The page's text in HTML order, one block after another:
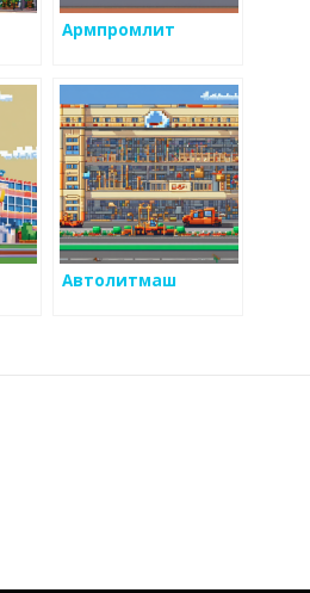
Армпромлит
Автолитмаш